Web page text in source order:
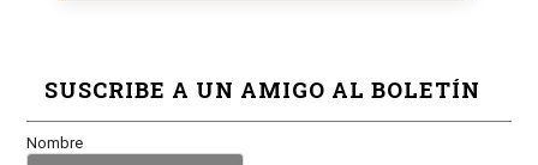
SUSCRIBE A UN AMIGO AL BOLETÍN
Nombre